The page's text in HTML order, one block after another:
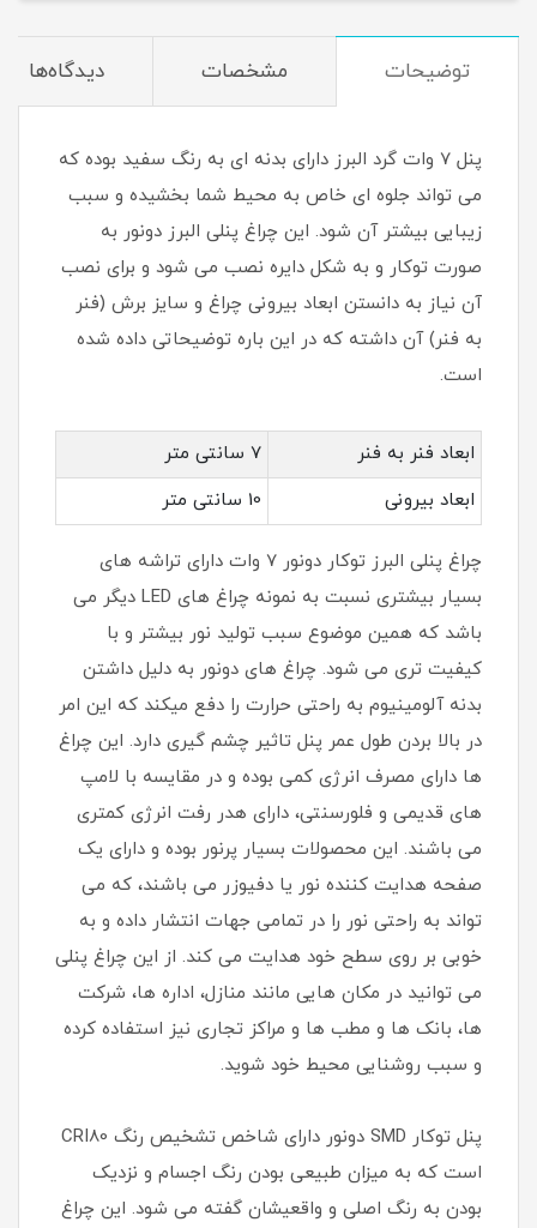
توضیحات مشخصات دیدگاه‌ها
پنل 7 وات گرد البرز دارای بدنه ای به رنگ سفید بوده که
می تواند جلوه ای خاص به محیط شما بخشیده و سبب
زیبایی بیشتر آن شود. این چراغ پنلی البرز دونور به
صورت توکار و به شکل دایره نصب می شود و برای نصب
آن نیاز به دانستن ابعاد بیرونی چراغ و سایز برش (فنر
به فنر) آن داشته که در این باره توضیحاتی داده شده
است.
ابعاد فنر به فنر
7 سانتی متر
ابعاد بیرونی
10 سانتی متر
چراغ پنلی البرز توکار دونور 7 وات دارای تراشه های
بسیار بیشتری نسبت به نمونه چراغ های LED دیگر می
باشد که همین موضوع سبب تولید نور بیشتر و با
کیفیت تری می شود. چراغ های دونور به دلیل داشتن
بدنه آلومینیوم به راحتی حرارت را دفع میکند که این امر
در بالا بردن طول عمر پنل تاثیر چشم گیری دارد. این چراغ
ها دارای مصرف انرژی کمی بوده و در مقایسه با لامپ
های قدیمی و فلورسنتی، دارای هدر رفت انرژی کمتری
می باشند. این محصولات بسیار پرنور بوده و دارای یک
صفحه هدایت کننده نور یا دفیوزر می باشند، که می
تواند به راحتی نور را در تمامی جهات انتشار داده و به
خوبی بر روی سطح خود هدایت می کند. از این چراغ پنلی
می توانید در مکان هایی مانند منازل، اداره ها، شرکت
ها، بانک ها و مطب ها و مراکز تجاری نیز استفاده کرده
و سبب روشنایی محیط خود شوید.
پنل توکار SMD دونور دارای شاخص تشخیص رنگ CRI80
است که به میزان طبیعی بودن رنگ اجسام و نزدیک
بودن به رنگ اصلی و واقعیشان گفته می شود. این چراغ